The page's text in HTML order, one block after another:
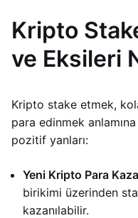
Kripto
ve Eksileri
Kripto stake etmek,
para edinmek
pozitif yanları:
Yeni Kripto Para
birikimi üzerinden
kazanılabilir.